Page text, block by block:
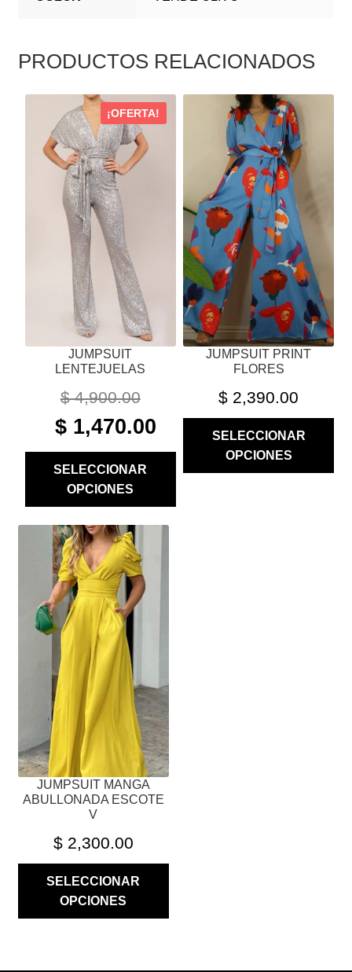
PRODUCTOS RELACIONADOS
JUMPSUIT
LENTEJUELAS
¡OFERTA!
$4,900.00
ORIGINAL
PRICE
$ 4,900.00.
$1,470.00CURRENT
SELECCIONAR
OPCIONES
PRODUCTO
TIENE
MÚLTIPLES
VARIANTES.
OPCIONES
PUEDEN
JUMPSUIT PRINT
FLORES
$ 2,390.00
SELECCIONAR
OPCIONES
PRODUCTO
MÚLTIPLES
VARIANTES.
LAS
OPCIONES
SE
PUEDEN
ELEGIR
EN
LA
PÁGINA
JUMPSUIT MANGA
ABULLONADA ESCOTE
V
$2,300.00
SELECCIONAR
OPCIONES
PRODUCTO
TIENE
MÚLTIPLES
VARIANTES.
LAS
OPCIONES
PUEDEN
ELEGIR
LA
PÁGINA
PRODUCTO